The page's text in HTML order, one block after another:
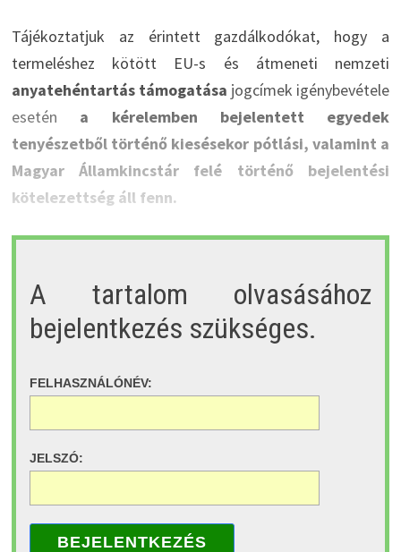
Tájékoztatjuk az érintett gazdálkodókat, hogy a
termeléshez kötött EU-s és átmeneti nemzeti
anyatehéntartás támogatása jogcímek igénybevétele
esetén a kérelemben bejelentett egyedek
tenyészetből történő kiesésekor pótlási, valamint a
Magyar Államkincstár felé történő bejelentési
kötelezettség áll fenn.
A tartalom olvasásához
bejelentkezés szükséges.
FELHASZNÁLÓNÉV:
JELSZÓ:
BEJELENTKEZÉS